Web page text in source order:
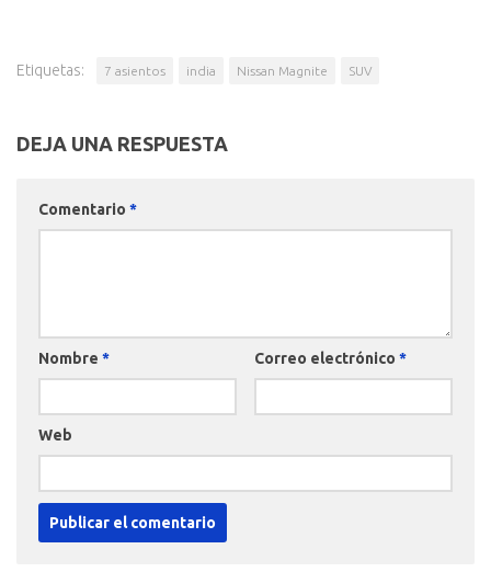
Etiquetas: 7 asientos india Nissan Magnite SUV
DEJA UNA RESPUESTA
Comentario *
Nombre * Correo electrónico *
Web